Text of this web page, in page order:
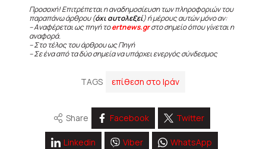
Προσοχή! Επιτρέπεται η αναδημοσίευση των πληροφοριών του
παραπάνω άρθρου (όχι αυτολεξεί) ή μέρους αυτών μόνο αν:
– Αναφέρεται ως πηγή τοertnews.grστο σημείο όπου γίνεται η
αναφορά.
– Στο τέλος του άρθρου ως Πηγή
– Σε ένα από τα δύο σημεία να υπάρχει ενεργός σύνδεσμος
TAGS επίθεση στο Ιράν
Share Facebook Twitter
Linkedin Viber WhatsApp